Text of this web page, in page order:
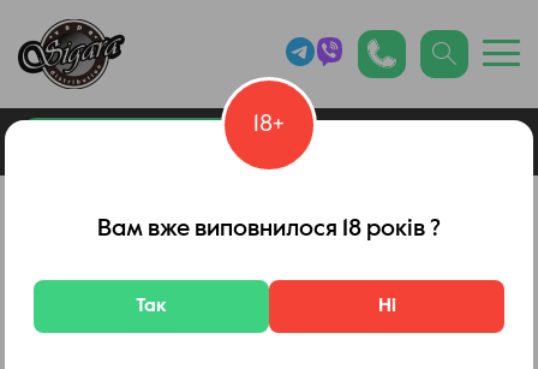
Каталог товарів
Nutriair XXL
18+
Вам вже виповнилося 18 років ?
Так Ні